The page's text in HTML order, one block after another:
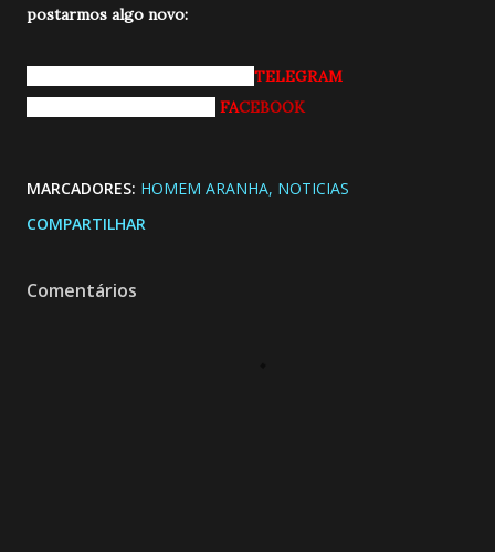
postarmos algo novo:
TELEGRAM
FACEBOOK
MARCADORES: HOMEM ARANHA NOTICIAS
COMPARTILHAR
Comentários